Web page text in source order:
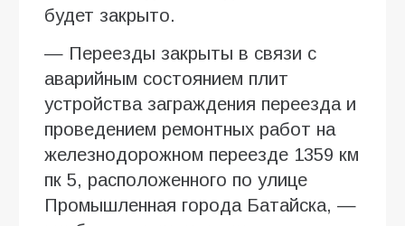
будет закрыто.
— Переезды закрыты в связи с
аварийным состоянием плит
устройства заграждения переезда и
проведением ремонтных работ на
железнодорожном переезде 1359 км
пк 5, расположенного по улице
Промышленная города Батайска, —